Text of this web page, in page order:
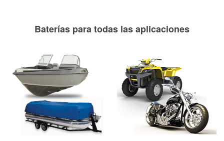
Baterías para todas las aplicaciones